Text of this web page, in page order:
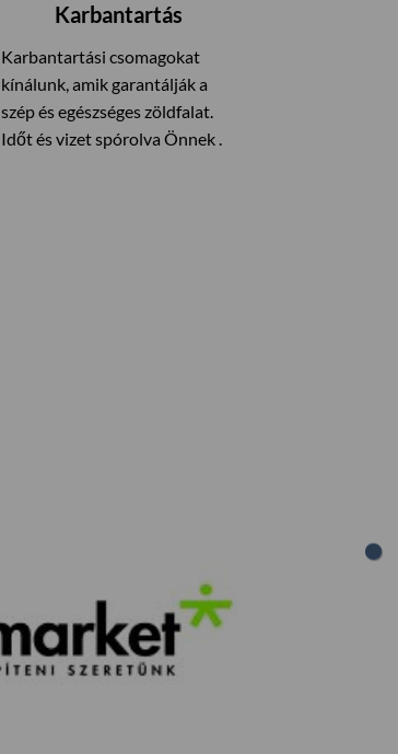
Karbantartás
Karbantartási csomagokat
kínálunk, amik garantálják a
szép és egészséges zöldfalat.
Időt és vizet spórolva Önnek .